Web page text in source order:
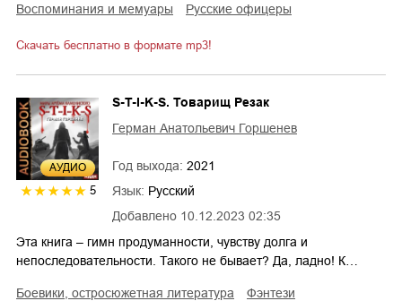
воспоминания и мемуары
русские офицеры
Скачать бесплатно в формате mp3!
AУДИО
5
Добавлено 10.12.2023 02:35
S-T-I-K-S. Товарищ Резак
Герман Анатольевич Горшенев
Год выхода: 2021
Язык: Русский
Эта книга – гимн продуманности, чувству долга и
непоследовательности. Такого не бывает? Да, ладно! К…
боевики, остросюжетная литература
фэнтези